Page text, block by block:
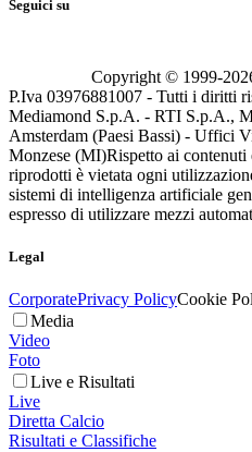
Seguici su
Copyright © 1999-
P.Iva 03976881007 - Tutti i diritti
Mediamond S.p.A. - RTI S.p.A.,
Amsterdam (Paesi Bassi) - Uffici
Monzese (MI)Rispetto ai contenuti
riprodotti è vietata ogni
sistemi di intelligenza artificiale
espresso di utilizzare mezzi
Legal
CorporatePrivacy PolicyCookie
Media
Video
Foto
Live e Risultati
Live
Diretta Calcio
Risultati e Classifiche